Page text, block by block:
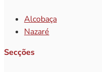
Alcobaça
Nazaré
Secções